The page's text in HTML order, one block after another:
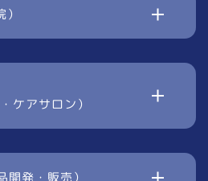
ケアサロン）
開発・販売）